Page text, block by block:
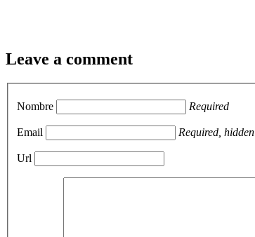
Leave a comment
Nombre Required
Email Required, hidden
Url